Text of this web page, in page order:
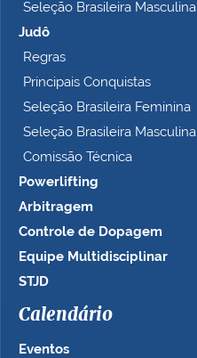
Seleção Brasileira Masculina
Judô
Regras
Principais Conquistas
Seleção Brasileira Feminina
Seleção Brasileira Masculina
Comissão Técnica
Powerlifting
Arbitragem
Controle de Dopagem
Equipe Multidisciplinar
STJD
Calendário
Eventos